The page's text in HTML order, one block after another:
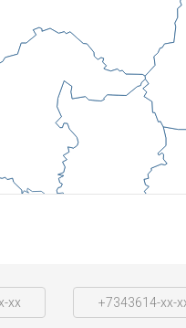
xx +7343614-xx-